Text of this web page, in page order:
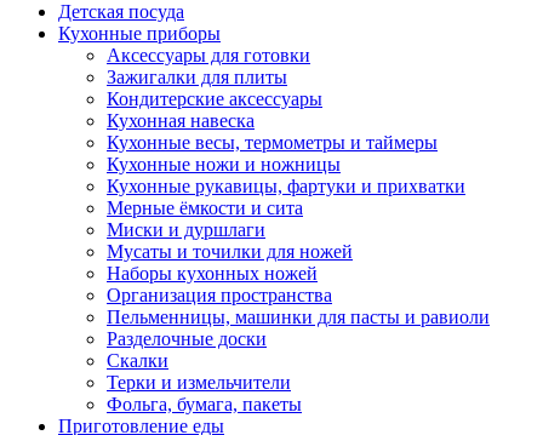
Детская посуда
Кухонные приборы
Аксессуары для готовки
Зажигалки для плиты
Кондитерские аксессуары
Кухонная навеска
Кухонные весы, термометры и таймеры
Кухонные ножи и ножницы
Кухонные рукавицы, фартуки и прихватки
Мерные ёмкости и сита
Миски и дуршлаги
Мусаты и точилки для ножей
Наборы кухонных ножей
Организация пространства
Пельменницы, машинки для пасты и равиоли
Разделочные доски
Скалки
Терки и измельчители
Фольга, бумага, пакеты
Приготовление еды